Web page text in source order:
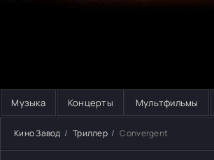
Музыка Концерты Мультфильмы
Кино Завод Триллер Convergent